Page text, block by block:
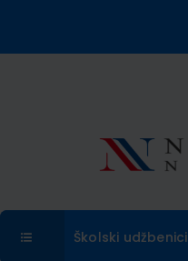
Školski udžbenici